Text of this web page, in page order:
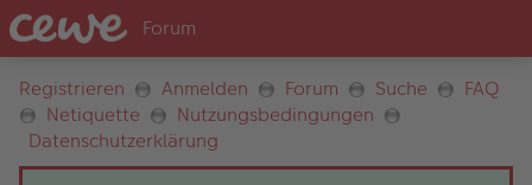
Registrieren Anmelden Forum Suche
FAQ
Netiquette
Nutzungsbedingungen
Datenschutzerklärung